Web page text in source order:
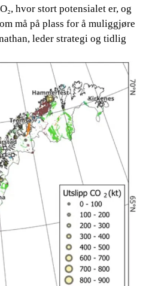
hvor stort potensialet er, og
må på plass for å muliggjøre
leder strategi og tidlig